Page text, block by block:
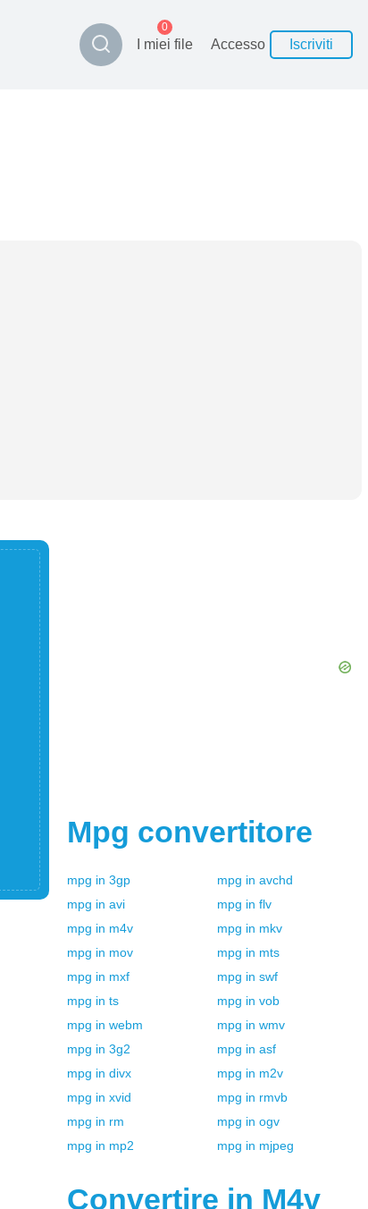
I miei file
0
Accesso Iscriviti
Mpg convertitore
mpg in 3gp mpg in avchd
mpg in avi mpg in flv
mpg in m4v mpg in mkv
mpg in mov mpg in mts
mpg in mxf mpg in swf
mpg in ts mpg in vob
mpg in webm mpg in wmv
mpg in 3g2 mpg in asf
mpg in divx mpg in m2v
mpg in xvid mpg in rmvb
mpg in rm mpg in ogv
mpg in mp2 mpg in mjpeg
Convertire in M4v